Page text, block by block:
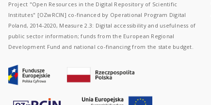
Project "Open Resources in the Digital Repository of Scientific
Institutes" [OZwRCIN] co-financed by Operational Program Digital
Poland, 2014-2020, Measure 2.3: Digital accessibility and usefulness of
public sector information; funds from the European Regional
Development Fund and national co-financing from the state budget.